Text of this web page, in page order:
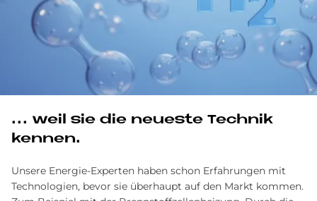
... weil sie die neu­este Tech­nik
ken­nen.
Unsere Energie-Experten haben schon Erfahrungen mit
Technologien, bevor sie überhaupt auf den Markt kommen.